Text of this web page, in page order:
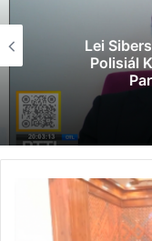
Lei
Polisiál